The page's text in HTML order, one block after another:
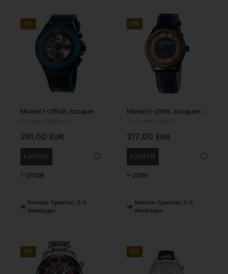
19%
Model 1-2150B Jacques Lemans Manchester Multifunktion Batteridrevet quartz Herren uhr
261,00 EUR
1-2150B
Remote-Speicher, 3-5
Werktagen
19%
Model 1-2116K Jacques Lemans Eco Power Batteridrevet quartz Herren uhr
217,00 EUR
1-2116K
Remote-Speicher, 3-5
Werktagen
19% 19%